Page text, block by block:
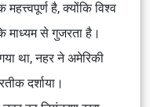
है, क्योंकि विश्व
माध्यम से गुजरता है।
था, नहर ने अमेरिकी
दर्शाया।